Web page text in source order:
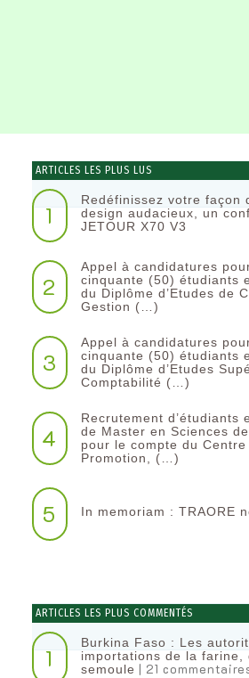
ARTICLES LES PLUS LUS
1
Redéfinissez votre façon
design audacieux, un
JETOUR X70 V3
2
Appel à candidatures
cinquante (50) étudiants
du Diplôme d’Etudes de
Gestion (…)
3
Appel à candidatures
cinquante (50) étudiants
du Diplôme d’Etudes
Comptabilité (…)
4
Recrutement d’étudiants
de Master en Sciences
pour le compte du Centre
Promotion, (…)
5 In memoriam : TRAORE
ARTICLES LES PLUS COMMENTÉS
1
Burkina Faso : Les
importations de la farine,
semoule | 21